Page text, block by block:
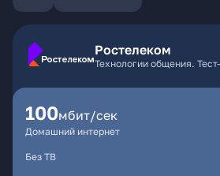
Ростелеком
Технологии общения.
100мбит/сек
Домашний интернет
Без ТВ